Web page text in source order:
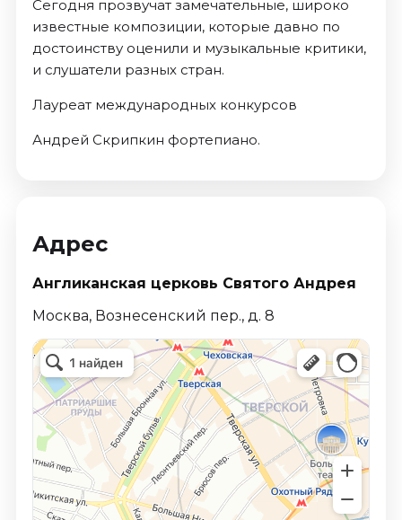
Сегодня прозвучат замечательные, широко
известные композиции, которые давно по
достоинству оценили и музыкальные критики,
и слушатели разных стран.
Лауреат международных конкурсов
Андрей Скрипкин фортепиано.
Адрес
Англиканская церковь Святого Андрея
Москва, Вознесенский пер., д. 8